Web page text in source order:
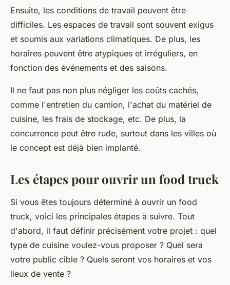
Ensuite, les conditions de travail peuvent être
difficiles. Les espaces de travail sont souvent exigus
et soumis aux variations climatiques. De plus, les
horaires peuvent être atypiques et irréguliers, en
fonction des événements et des saisons.
Il ne faut pas non plus négliger les coûts cachés,
comme l'entretien du camion, l'achat du matériel de
cuisine, les frais de stockage, etc. De plus, la
concurrence peut être rude, surtout dans les villes où
le concept est déjà bien implanté.
Les étapes pour ouvrir un food truck
Si vous êtes toujours déterminé à ouvrir un food
truck, voici les principales étapes à suivre. Tout
d'abord, il faut définir précisément votre projet : quel
type de cuisine voulez-vous proposer ? Quel sera
votre public cible ? Quels seront vos horaires et vos
lieux de vente ?